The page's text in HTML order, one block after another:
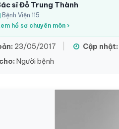
sĩ Đỗ Trung Thành
Bệnh Viện 115
hồ sơ chuyên môn ›
23/05/2017 Cập nhật:
Người bệnh